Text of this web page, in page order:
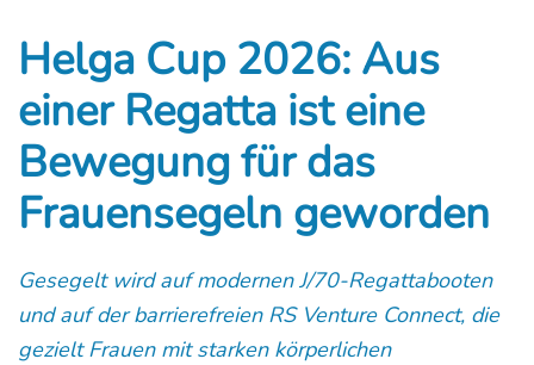
Helga Cup 2026: Aus
einer Regatta ist eine
Bewegung für das
Frauensegeln geworden
Gesegelt wird auf modernen J/70-Regattabooten
und auf der barrierefreien RS Venture Connect, die
gezielt Frauen mit starken körperlichen